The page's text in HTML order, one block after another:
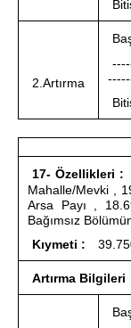
2.Artırma
17- Özellikleri :
Mahalle/Mevki ,
Arsa Payı ,
Bağımsız
Kıymeti :
Artırma Bilgileri